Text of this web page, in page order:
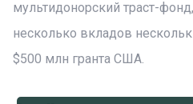
мультидонорский траст-
несколько вкладов
$500 млн гранта США.